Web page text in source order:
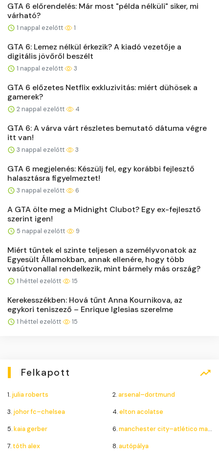
GTA 6 előrendelés: Már most "példa nélküli" siker, mi
várható?
1 nappal ezelőtt 1
GTA 6: Lemez nélkül érkezik? A kiadó vezetője a
digitális jövőről beszélt
1 nappal ezelőtt 3
GTA 6 előzetes Netflix exkluzivitás: miért dühösek a
gamerek?
2 nappal ezelőtt 4
GTA 6: A várva várt részletes bemutató dátuma végre
itt van!
3 nappal ezelőtt 3
GTA 6 megjelenés: Készülj fel, egy korábbi fejlesztő
halasztásra figyelmeztet!
3 nappal ezelőtt 6
A GTA ölte meg a Midnight Clubot? Egy ex-fejlesztő
szerint igen!
5 nappal ezelőtt 9
Miért tűntek el szinte teljesen a személyvonatok az
Egyesült Államokban, annak ellenére, hogy több
vasútvonallal rendelkezik, mint bármely más ország?
1 héttel ezelőtt 15
Kerekesszékben: Hová tűnt Anna Kournikova, az
egykori teniszező – Enrique Iglesias szerelme
1 héttel ezelőtt 15
Felkapott
1. julia roberts 2.arsenal–dortmund
3. johor fc–chelsea 4.elton acolatse
5.kaia gerber 6.manchester city–atlético madrid
7. tóth alex 8.autópálya